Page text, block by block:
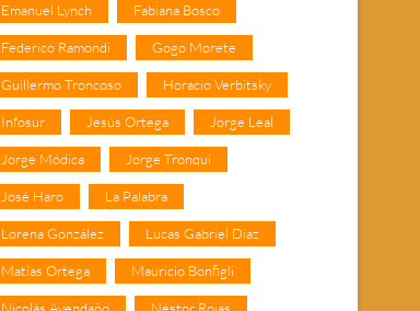
Emanuel Lynch Fabiana Bosco
Federico Ramondi Gogo Morete
Guillermo Troncoso Horacio Verbitsky
Infosur Jesús Ortega Jorge Leal
Jorge Módica Jorge Tronqui
José Haro La Palabra
Lorena González Lucas Gabriel Díaz
Matías Ortega Mauricio Bonfigli